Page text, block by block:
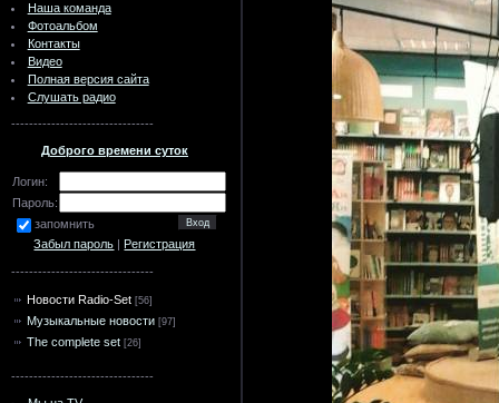
Наша команда
Фотоальбом
Контакты
Видео
Полная версия сайта
Слушать радио
--------------------------------
Доброго времени суток
Логин:
Пароль:
запомнить
Забыл пароль |Регистрация
--------------------------------
Новости Radio-Set [56]
Музыкальные новости [97]
The complete set [26]
--------------------------------